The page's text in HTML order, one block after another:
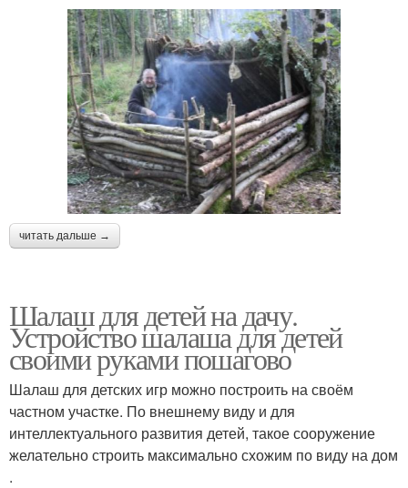
читать дальше →
Шалаш для детей на дачу.
Устройство шалаша для детей
своими руками пошагово
Шалаш для детских игр можно построить на своём
частном участке. По внешнему виду и для
интеллектуального развития детей, такое сооружение
желательно строить максимально схожим по виду на дом
.